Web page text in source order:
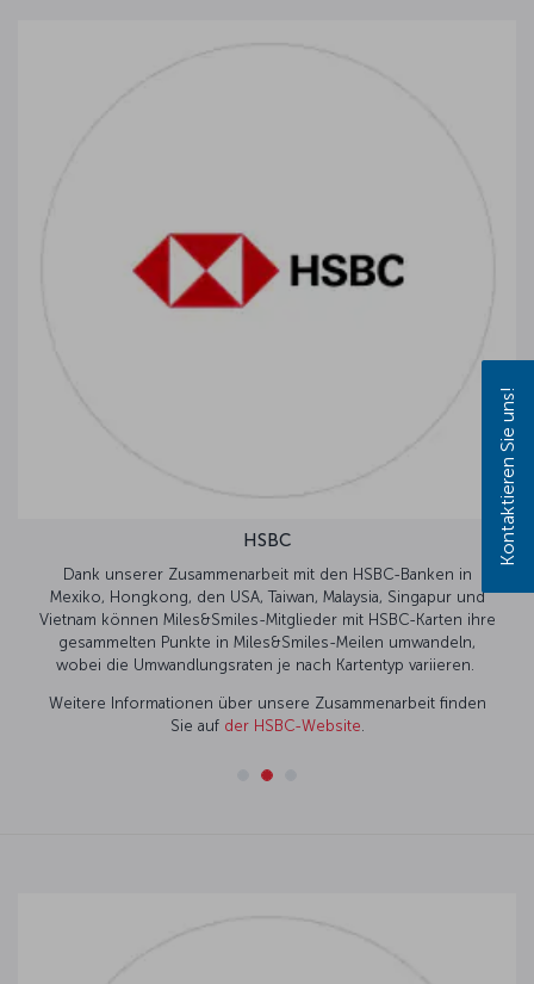
HSBC
Dank unserer Zusammenarbeit mit den HSBC-Banken in
Mexiko, Hongkong, den USA, Taiwan, Malaysia, Singapur und
Vietnam können Miles&Smiles-Mitglieder mit HSBC-Karten ihre
gesammelten Punkte in Miles&Smiles-Meilen umwandeln,
wobei die Umwandlungsraten je nach Kartentyp variieren.
Weitere Informationen über unsere Zusammenarbeit finden
Sie auf der HSBC-Website
Kontaktieren Sie uns!